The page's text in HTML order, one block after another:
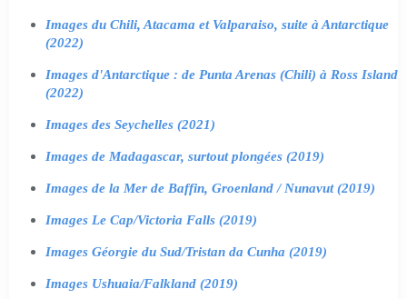
Images du Chili, Atacama et Valparaiso, suite à Antarctique
(2022)
Images d'Antarctique : de Punta Arenas (Chili) à Ross Island
(2022)
Images des Seychelles (2021)
Images de Madagascar, surtout plongées (2019)
Images de la Mer de Baffin, Groenland / Nunavut (2019)
Images Le Cap/Victoria Falls (2019)
Images Géorgie du Sud/Tristan da Cunha (2019)
Images Ushuaia/Falkland (2019)